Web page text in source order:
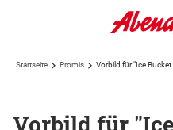
Startseite Promis Vorbild für "Ice
Vorbild für